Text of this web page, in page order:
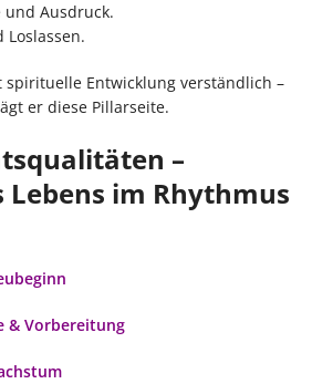
Ausdruck.
spirituelle Entwicklung verständlich –
er diese Pillarseite.
–
Lebens im Rhythmus
& Vorbereitung